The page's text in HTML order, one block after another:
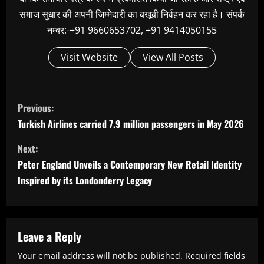
समाज सुधार की अपनी जिम्मेदारी का बखूबी निर्वहन कर रहा है। संपर्क
नम्बर:-+91 9660653702, +91 9414050155
Visit Website View All Posts
C
o
n
t
i
e
R
Previous:
Turkish Airlines carried 7.9 million passengers in May 2026
Next:
Peter England Unveils a Contemporary New Retail Identity
Inspired by its Londonderry Legacy
Leave a Reply
Your email address will not be published. Required fields